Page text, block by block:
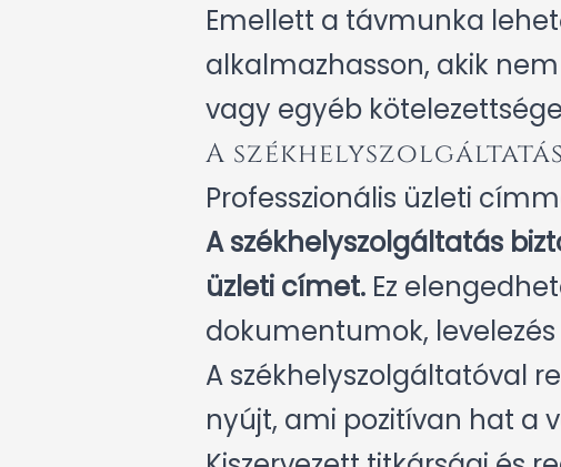
Emellett a távmunka
alkalmazhasson, akik
vagy egyéb
A
Professzionális üzleti
A székhelyszolgáltatás
üzleti címet.Ez
dokumentumok,
A székhelyszolgáltatóval
nyújt, ami pozitívan hat a